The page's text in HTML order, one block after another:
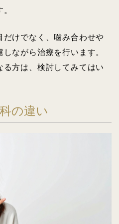
だけでなく、噛み合わせや
ながら治療を行います。
方は、検討してみてはい
の違い